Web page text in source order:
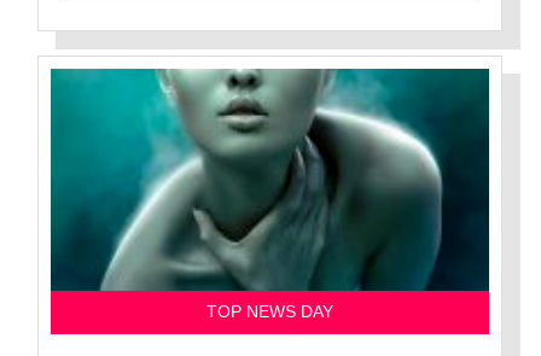
TOP NEWS DAY